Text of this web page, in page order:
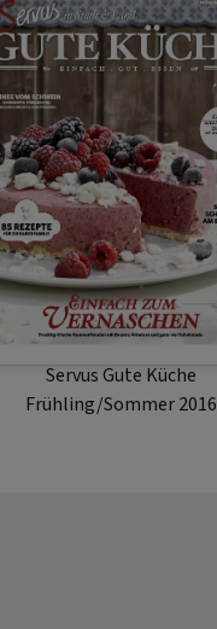
Servus Gute Küche
Frühling/Sommer 2016